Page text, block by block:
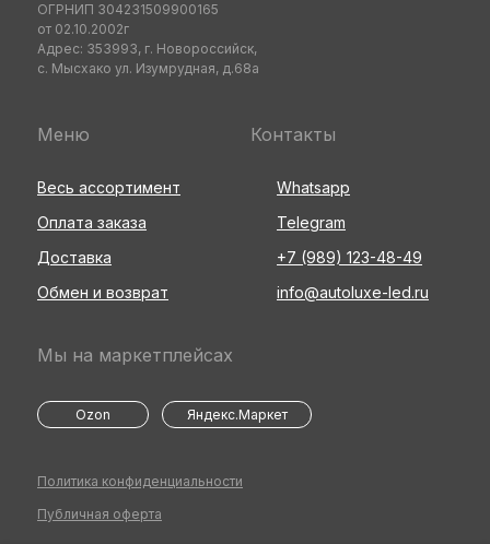
ОГРНИП 304231509900165
от 02.10.2002г
Адрес: 353993, г. Новороссийск,
с. Мысхако ул. Изумрудная, д.68а
Политика конфиденциальности
Публичная оферта
Обмен и возврат
Доставка
Оплата заказа
info@autoluxe-led.ru
Меню
Мы на маркетплейсах
Контакты
+7 (989) 123-48-49
Telegram
Весь ассортимент Whatsapp
Ozon Яндекс.Маркет